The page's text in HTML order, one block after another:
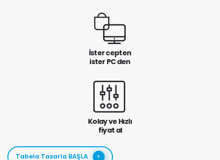
İster cepten
ister PC den
Kolay ve Hızlı
fiyat al
Tabela Tasarla BAŞLA